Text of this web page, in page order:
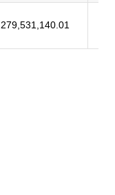
279,531,140.01